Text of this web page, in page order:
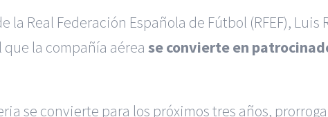
la Real Federación Española de Fútbol (RFEF), Luis
que la compañía aérea se convierte en
se convierte para los próximos tres años,